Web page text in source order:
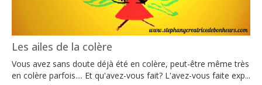
Les ailes de la colère
Vous avez sans doute déjà été en colère, peut-être même très
en colère parfois.... Et qu'avez-vous fait? L'avez-vous faite exp...